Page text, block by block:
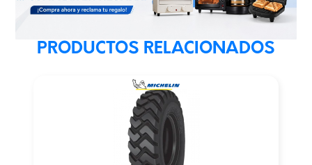
PRODUCTOS RELACIONADOS